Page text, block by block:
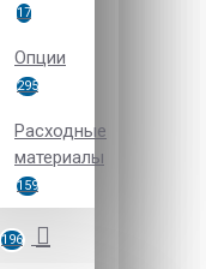
17
Опции
295
Расходные
материалы
159
196